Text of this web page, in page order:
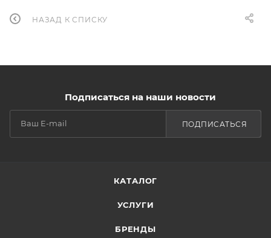
НАЗАД К СПИСКУ
Подписаться на наши новости
ПОДПИСАТЬСЯ
КАТАЛОГ
УСЛУГИ
БРЕНДЫ